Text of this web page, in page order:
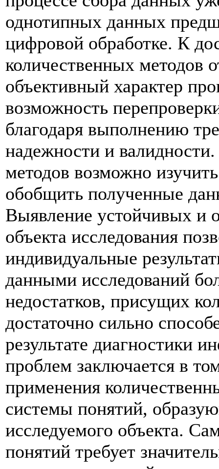
однотипных данных
цифровой обработке. К
количественных методов
объективный характер
возможность
благодаря выполнению
надежности и
методов возможно
обобщить полученные
Выявление устойчивых и
объекта исследования
индивидуальные
данными исследований
недостатков, присущих
достаточно сильно
результате диагностики
проблем заключается в
применения
системы понятий,
исследуемого объекта.
понятий требует